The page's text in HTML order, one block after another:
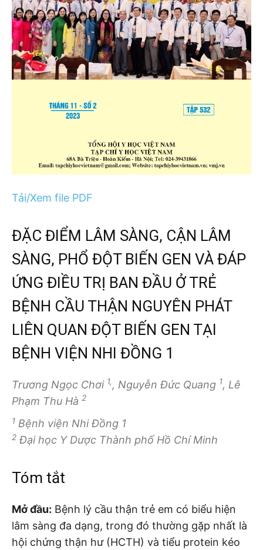
Tải/Xem file PDF
ĐẶC ĐIỂM LÂM SÀNG, CẬN LÂM
SÀNG, PHỔ ĐỘT BIẾN GEN VÀ ĐÁP
ỨNG ĐIỀU TRỊ BAN ĐẦU Ở TRẺ
BỆNH CẦU THẬN NGUYÊN PHÁT
LIÊN QUAN ĐỘT BIẾN GEN TẠI
BỆNH VIỆN NHI ĐỒNG 1
Trương Ngọc Chơi 1,, Nguyễn Đức Quang 1, Lê
Phạm Thu Hà 2
1 Bệnh viện Nhi Đồng 1
2 Đại học Y Dược Thành phố Hồ Chí Minh
Tóm tắt
Mở đầu: Bệnh lý cầu thận trẻ em có biểu hiện
lâm sàng đa dạng, trong đó thường gặp nhất là
hội chứng thận hư (HCTH) và tiểu protein kéo